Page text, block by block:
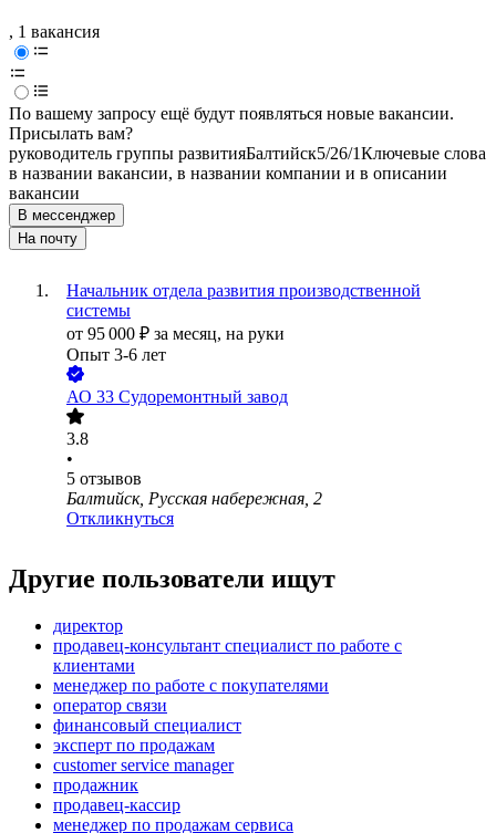
, 1 вакансия
По вашему запросу ещё будут появляться новые вакансии.
Присылать вам?
руководитель группы развитияБалтийск5/26/1Ключевые слова
в названии вакансии, в названии компании и в описании
вакансии
В мессенджер
На почту
Начальник отдела развития производственной
системы
от 95 000 ₽ за месяц, на руки
Опыт 3-6 лет
АО 33 Судоремонтный завод
3.8
•
5 отзывов
Балтийск, Русская набережная, 2
Откликнуться
Другие пользователи ищут
директор
продавец-консультант специалист по работе с
клиентами
менеджер по работе с покупателями
оператор связи
финансовый специалист
эксперт по продажам
customer service manager
продажник
продавец-кассир
менеджер по продажам сервиса